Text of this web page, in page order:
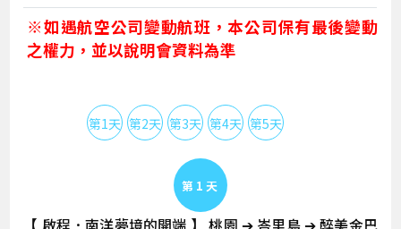
※如遇航空公司變動航班，本公司保有最後變動
之權力，並以說明會資料為準
第1天 第2天 第3天 第4天 第5天
Day 1
【 啟程．南洋夢境的開端 】 桃園 ➔ 峇里島 ➔ 醉美金巴